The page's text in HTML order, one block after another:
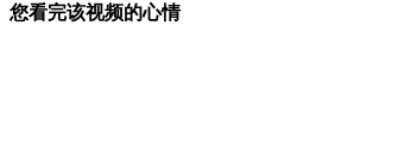
您看完该视频的心情